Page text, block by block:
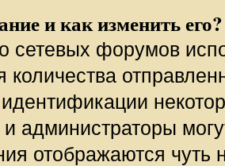
и как изменить его?
сетевых форумов
количества
администраторы
отображаются чуть